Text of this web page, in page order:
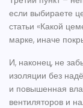
если выбираете
статьи «Какой
марке, иначе
И, наконец, не
изоляции без
и повышенная
вентиляторов и